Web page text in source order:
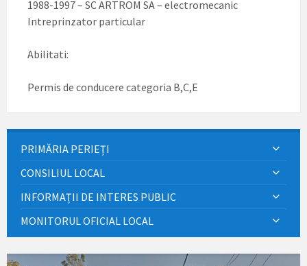
1988-1997 – SC ARTROM SA – electromecanic
Intreprinzator particular
Abilitati:
Permis de conducere categoria B,C,E
PRIMĂRIA PERIEȚI
CONSILIUL LOCAL
INFORMAȚII DE INTERES PUBLIC
MONITORUL OFICIAL LOCAL